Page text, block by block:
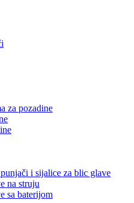
za pozadine
i sijalice za blic glave
na struju
sa baterijom